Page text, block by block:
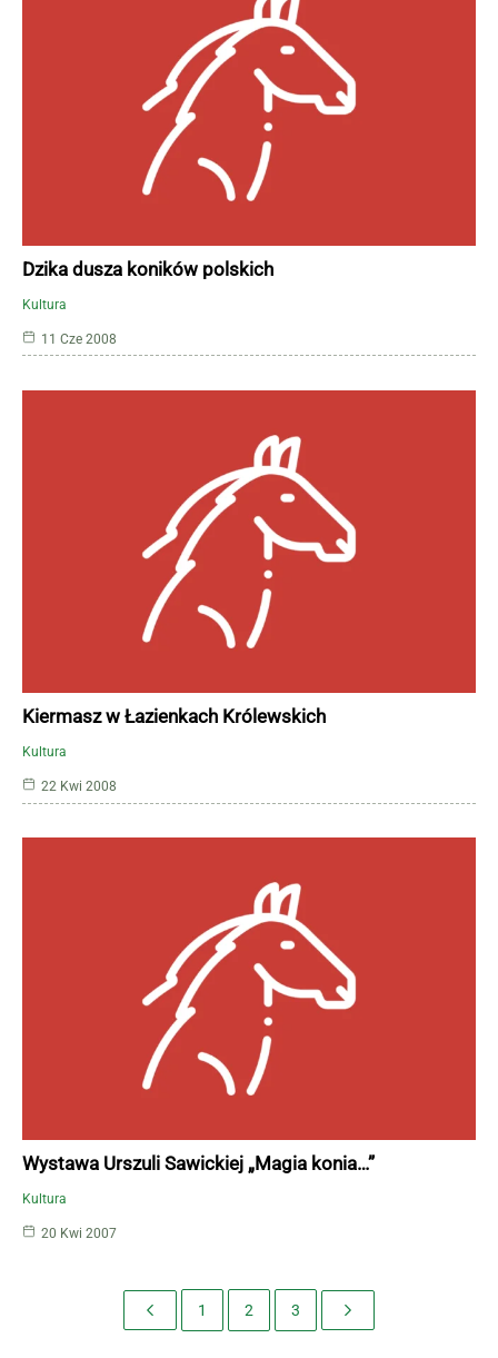
Kultura
Dzika dusza koników polskich
11 Cze 2008
Kultura
Kiermasz w Łazienkach Królewskich
22 Kwi 2008
Kultura
Wystawa Urszuli Sawickiej „Magia konia…”
20 Kwi 2007
1 2 3